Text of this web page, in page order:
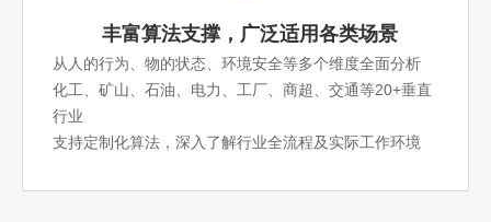
丰富算法支撑，广泛适用各类场景
从人的行为、物的状态、环境安全等多个维度全面分析
化工、矿山、石油、电力、工厂、商超、交通等20+垂直
行业
支持定制化算法，深入了解行业全流程及实际工作环境